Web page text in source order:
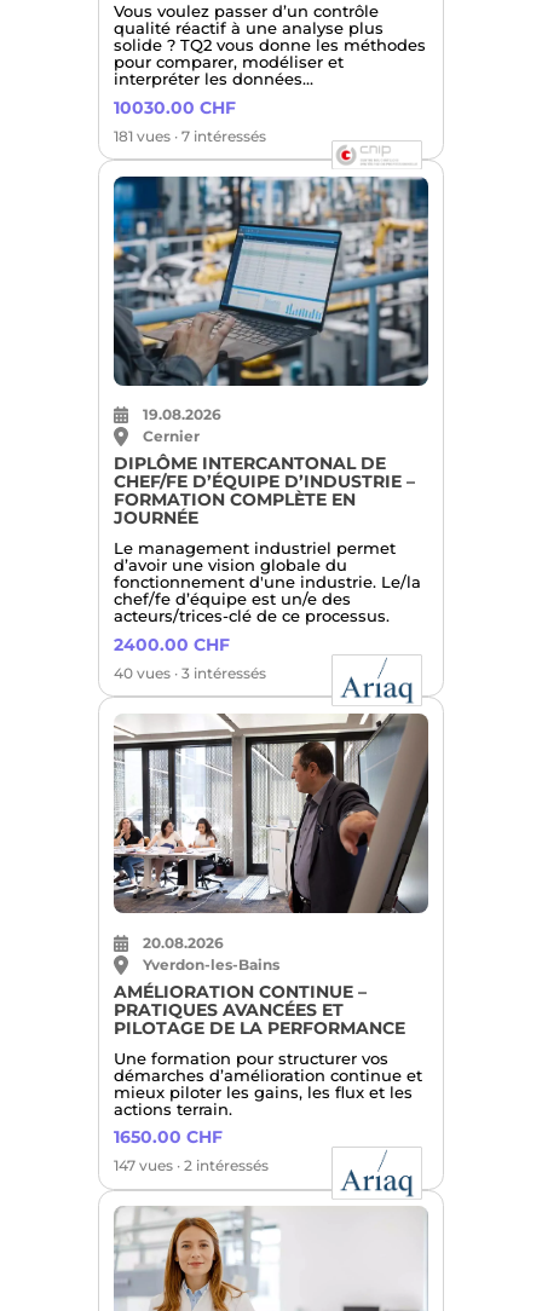
Vous voulez passer d’un contrôle
qualité réactif à une analyse plus
solide ? TQ2 vous donne les méthodes
pour comparer, modéliser et
interpréter les données…
10030.00 CHF
181 vues · 7 intéressés
19.08.2026
Cernier
DIPLÔME INTERCANTONAL DE
CHEF/FE D’ÉQUIPE D’INDUSTRIE –
FORMATION COMPLÈTE EN
JOURNÉE
Le management industriel permet
d’avoir une vision globale du
fonctionnement d'une industrie. Le/la
chef/fe d’équipe est un/e des
acteurs/trices-clé de ce processus.
2400.00 CHF
40 vues · 3 intéressés
20.08.2026
Yverdon-les-Bains
AMÉLIORATION CONTINUE –
PRATIQUES AVANCÉES ET
PILOTAGE DE LA PERFORMANCE
Une formation pour structurer vos
démarches d’amélioration continue et
mieux piloter les gains, les flux et les
actions terrain.
1650.00 CHF
147 vues · 2 intéressés